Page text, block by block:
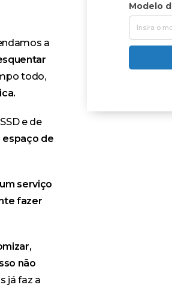
a
todo,
e de
espaço de
serviço
fazer
não
já faz a
Modelo